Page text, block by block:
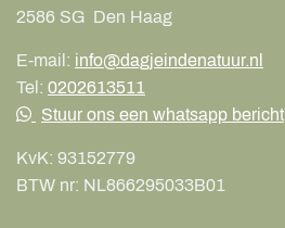
2586 SG Den Haag
E-mail: info@dagjeindenatuur.nl
Tel: 0202613511
Stuur ons een whatsapp bericht
KvK: 93152779
BTW nr: NL866295033B01